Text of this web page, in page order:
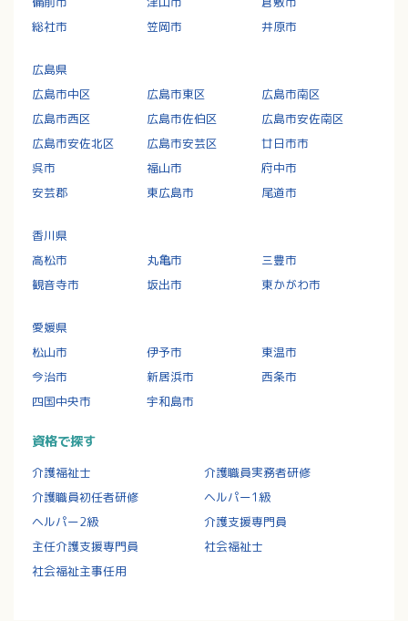
総社市
笠岡市 井原市
広島県
広島市中区
広島市東区
広島市南区
広島市西区
広島市佐伯区
広島市安佐南区
広島市安佐北区
広島市安芸区
廿日市市
呉市
福山市
府中市
安芸郡
東広島市 尾道市
香川県
高松市
丸亀市
三豊市
観音寺市
坂出市 東かがわ市
愛媛県
松山市
伊予市
東温市
今治市
新居浜市
西条市
四国中央市
宇和島市
資格で探す
介護福祉士
介護職員実務者研修
介護職員初任者研修
ヘルパー1級
ヘルパー2級
介護支援専門員
主任介護支援専門員
社会福祉士
社会福祉主事任用